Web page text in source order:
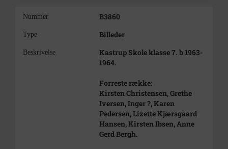
Nummer B3860
Type Billeder
Beskrivelse
Kastrup Skole klasse 7. b 1963-
1964.
Forreste række:
Kirsten Christensen, Grethe
Iversen, Inger ?, Karen
Pedersen, Lizette Kjærsgaard
Hansen, Kirsten Ibsen, Anne
Gerd Bergh.